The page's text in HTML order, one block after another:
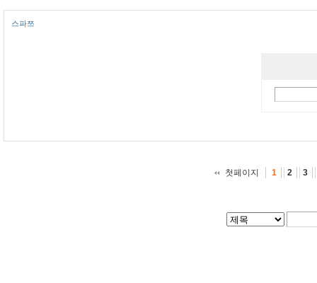
스파쯔
첫페이지 1 2 3